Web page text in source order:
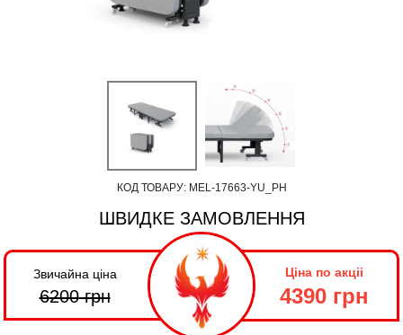
КОД ТОВАРУ: MEL-17663-YU_PH
ШВИДКЕ ЗАМОВЛЕННЯ
Звичайна ціна
6200грн
Ціна по акціі
4390 грн